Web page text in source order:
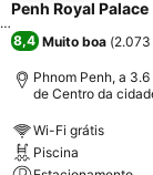
Penh Royal Palace
8,4 Muito boa (2.073
Phnom Penh, a 3.6
de Centro da
Wi-Fi grátis
Piscina